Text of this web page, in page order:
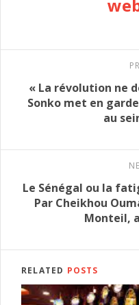
« La révolution ne
Sonko met en
au
Le Sénégal ou la
Par Cheikhou
Monteil,
RELATED POSTS